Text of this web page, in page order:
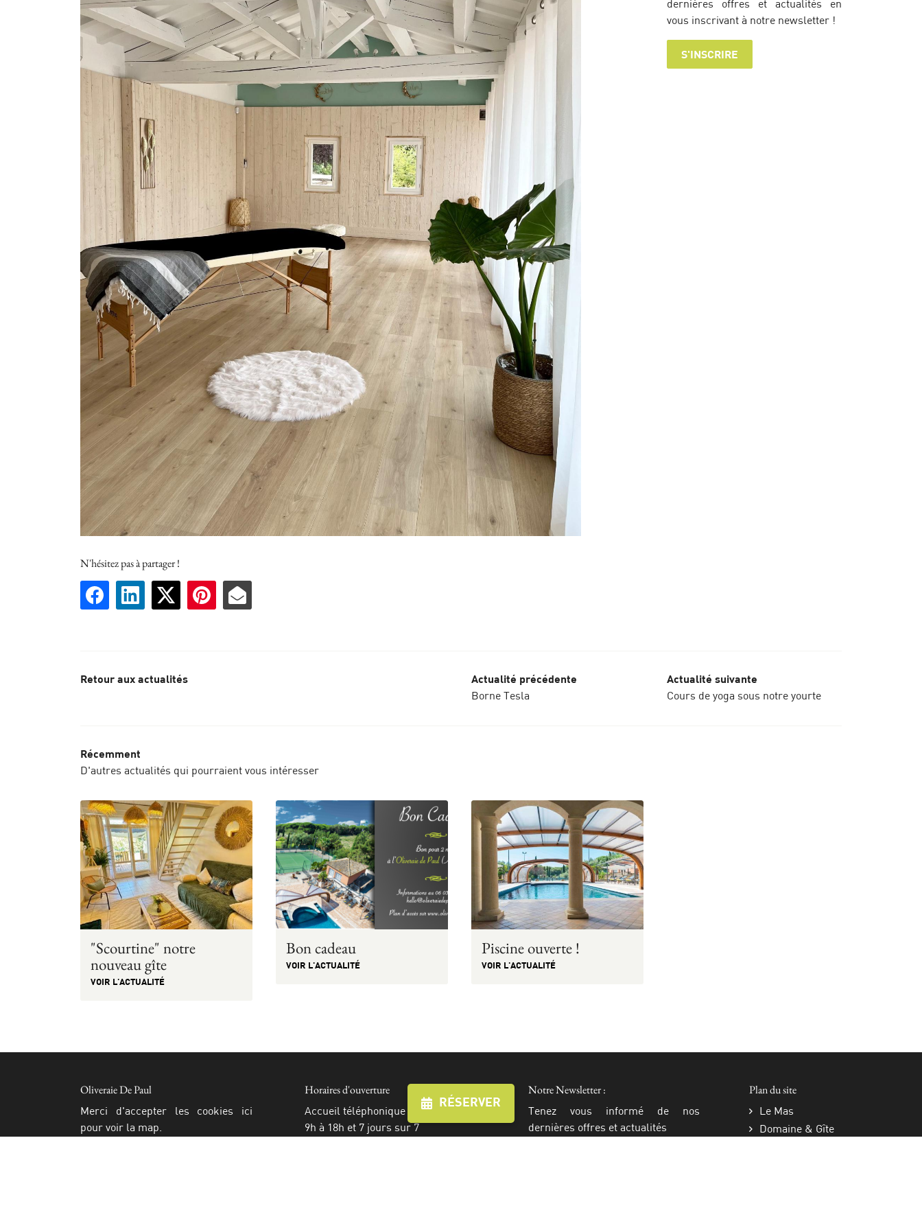
RÉSERVER
N'hésitez pas à partager !
dernières offres et actualités en
vous inscrivant à notre newsletter !
S'INSCRIRE
Retour aux actualités
Actualité précédente
Borne Tesla
Actualité suivante
Cours de yoga sous notre yourte
Récemment
D'autres actualités qui pourraient vous intéresser
"Scourtine" notre
nouveau gîte
VOIR L'ACTUALITÉ
Bon cadeau
VOIR L'ACTUALITÉ
Piscine ouverte !
VOIR L'ACTUALITÉ
Oliveraie De Paul
Merci d'accepter les cookies ici
pour voir la map.
Horaires d'ouverture
Accueil téléphonique
9h à 18h et 7 jours sur 7
Notre Newsletter :
Tenez vous informé de nos
dernières offres et actualités
Plan du site
Le Mas
Domaine & Gîte